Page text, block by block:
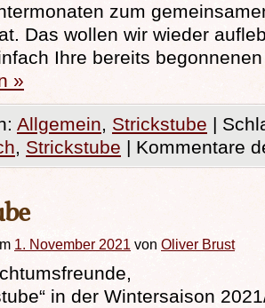
zum
Das wollen wir wieder
Ihre bereits
»
Allgemein, Strickstube |
, Strickstube | Kommentare
1. November 2021 von Oliver Brust
in der Wintersaison